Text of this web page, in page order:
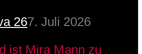
267. Juli 2026